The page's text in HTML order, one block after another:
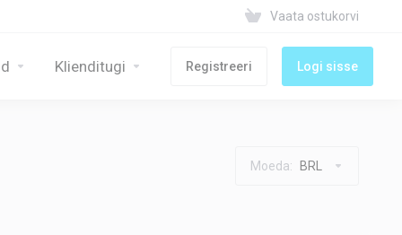
Vaata ostukorvi
Klienditugi Registreeri Logi sisse
Moeda: BRL